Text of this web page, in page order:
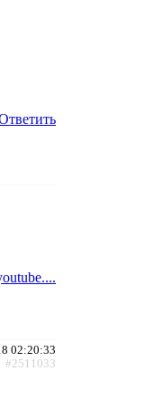
02:20:33
#2511033